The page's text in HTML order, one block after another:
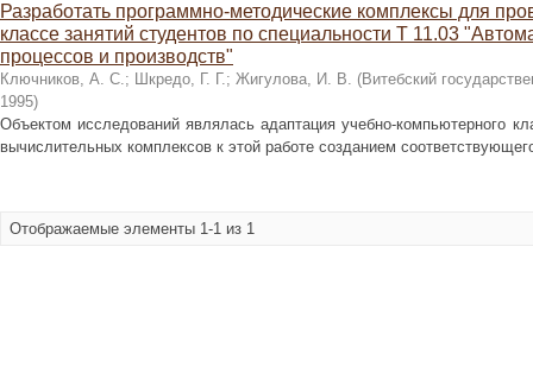
Разработать программно-методические комплексы для
классе занятий студентов по специальности Т 11.03
процессов и производств"
Ключников, А. С.; Шкредо, Г. Г.; Жигулова, И. В. (Витебский
1995)
Объектом исследований являлась адаптация учебно-компьютерного
вычислительных комплексов к этой работе созданием
Отображаемые элементы 1-1 из 1